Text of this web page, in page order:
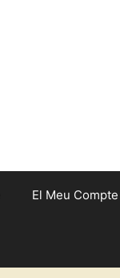
El Meu Compte